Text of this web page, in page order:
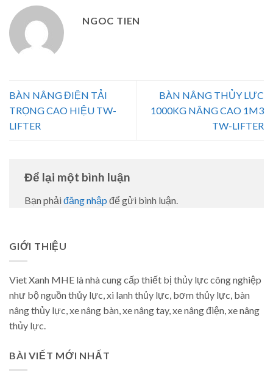
NGOC TIEN
BÀN NÂNG ĐIỆN TẢI
TRỌNG CAO HIỆU TW-
LIFTER
BÀN NÂNG THỦY LỰC
1000KG NÂNG CAO 1M3
TW-LIFTER
Để lại một bình luận
Bạn phải đăng nhập để gửi bình luận.
GIỚI THIỆU
Viet Xanh MHE là nhà cung cấp thiết bị thủy lực công nghiệp
như bộ nguồn thủy lực, xi lanh thủy lực, bơm thủy lực, bàn
nâng thủy lực, xe nâng bàn, xe nâng tay, xe nâng điện, xe nâng
thủy lực.
BÀI VIẾT MỚI NHẤT